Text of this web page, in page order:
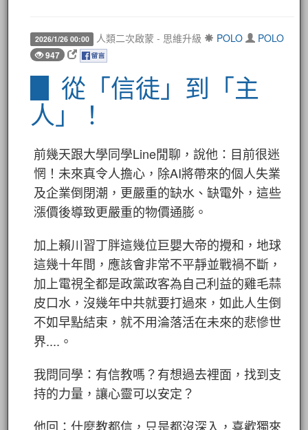
2026/1/26 00:00 人類二次啟蒙 - 思維升級 POLO POLO
947
▊ 從「信徒」到「主
人」！
前幾天跟大學同學Line閒聊，說他：目前很迷
惘！未來真令人擔心，除AI將帶來的個人失業
及企業倒閉潮，更嚴重的缺水、缺電外，這些
漲價後導致更嚴重的物價通膨。
加上賴川習丁胖這幾位巨嬰大帝的攪和，地球
這幾十年間，應該會非常不平靜並戰禍不斷，
加上電視全都是政黨政客為自己利益的雞毛蒜
皮口水，沒幾年中共就要打過來，如此人生倒
不如早點結束，就不用淪落活在未來的悲慘世
界....。
我問同學：有信教嗎？有想過去裡面，找到支
持的力量，讓心靈可以安定？
他回：什麼教都信，只是都沒深入，喜歡獨來